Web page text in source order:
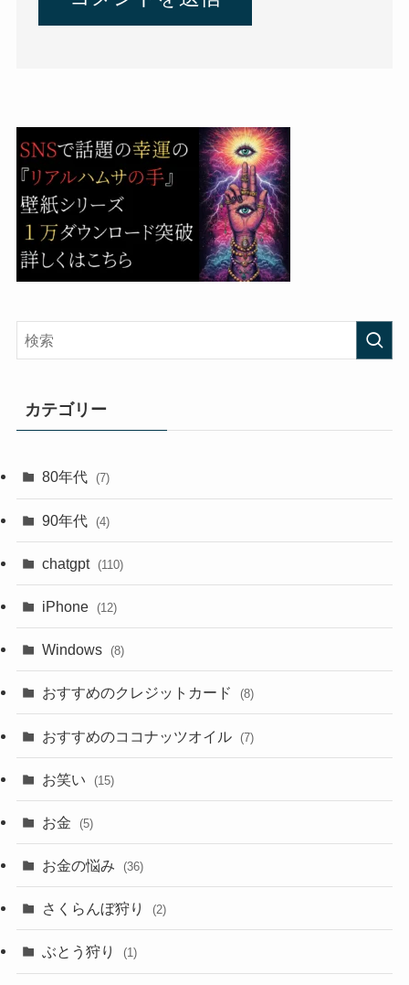
カテゴリー
80年代 (7)
90年代 (4)
chatgpt (110)
iPhone (12)
Windows (8)
おすすめのクレジットカード (8)
おすすめのココナッツオイル (7)
お笑い (15)
お金 (5)
お金の悩み (36)
さくらんぼ狩り (2)
ぶとう狩り (1)